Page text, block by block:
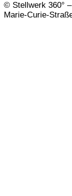
© Stellwerk 360°
Marie-Curie-